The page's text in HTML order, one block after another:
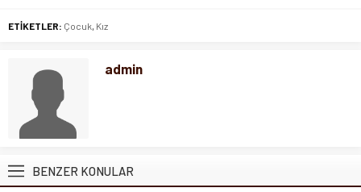
ETİKETLER: Çocuk Kız
admin
BENZER KONULAR